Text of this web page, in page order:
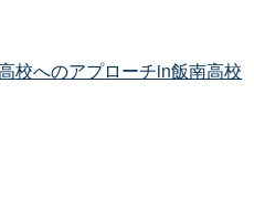
校へのアプローチin飯南高校